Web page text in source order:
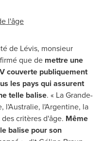
l'âge
de Lévis, monsieur
que de mettre une
couverte publiquement
les pays qui assurent
telle balise. « La Grande-
l'Australie, l'Argentine, la
critères d'âge. Même
balise pour son